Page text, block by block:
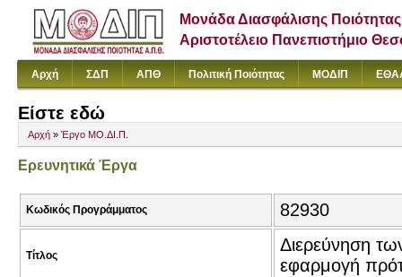
Μονάδα Διασφάλισης Ποιότητας
Αριστοτέλειο Πανεπιστήμιο
Αρχή ΣΔΠ ΑΠΘ Πολιτική Ποιότητας ΜΟΔΙΠ
Είστε εδώ
Αρχή » Έργο ΜΟ.ΔΙ.Π.
Ερευνητικά Έργα
Κωδικός Προγράμματος 82930
Τίτλος
Διερεύνηση
εφαρμογή